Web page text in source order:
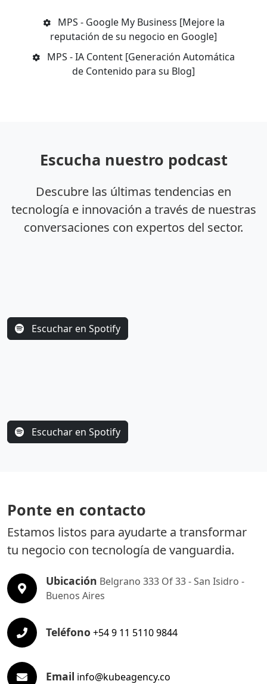
MPS - Google My Business [Mejore la
reputación de su negocio en Google]
MPS - IA Content [Generación Automática
de Contenido para su Blog]
Escucha nuestro podcast
Descubre las últimas tendencias en
tecnología e innovación a través de nuestras
conversaciones con expertos del sector.
Escuchar en Spotify
Escuchar en Spotify
Ponte en contacto
Estamos listos para ayudarte a transformar
tu negocio con tecnología de vanguardia.
Ubicación Belgrano 333 Of 33 - San Isidro -
Buenos Aires
Teléfono +54 9 11 5110 9844
Email info@kubeagency.co